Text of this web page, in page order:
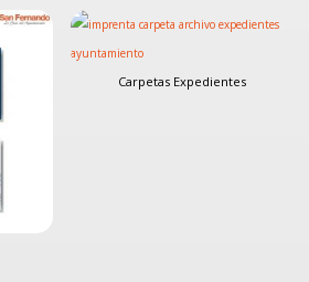
Carpetas Expedientes